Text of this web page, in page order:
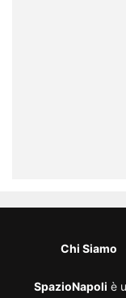
Chi Siamo
SpazioNapoli è